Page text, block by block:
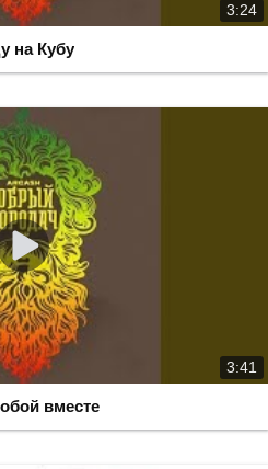
3:24
на Кубу
3:41
вместе